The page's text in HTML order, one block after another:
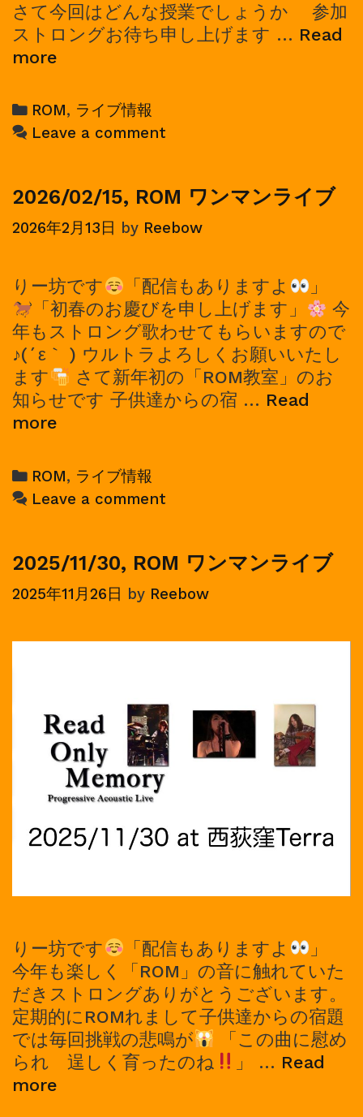
さて今回はどんな授業でしょうか 参加
ストロングお待ち申し上げます … Read
more
ワ
ン
ラ
ブ
Categories
ROM, ライブ情報
Leave a comment
2026/02/15, ROM ワンマンライブ
2026年2月13日 by Reebow
りー坊です 「配信もありますよ
」
「初春のお慶びを申し上げます」
今
年もストロング歌わせてもらいますので
♪(´ε｀ ) ウルトラよろしくお願いいたし
ます
さて新年初の「ROM教室」のお
知らせです 子供達からの宿 … Read
more
ワ
ン
ラ
ブ
Categories
ROM, ライブ情報
Leave a comment
2025/11/30, ROM ワンマンライブ
2025年11月26日 by Reebow
りー坊です 「配信もありますよ
」
今年も楽しく「ROM」の音に触れていた
だきストロングありがとうございます。
定期的にROMれまして子供達からの宿題
では毎回挑戦の悲鳴が
「この曲に慰め
られ 逞しく育ったのね
」 … Read
more